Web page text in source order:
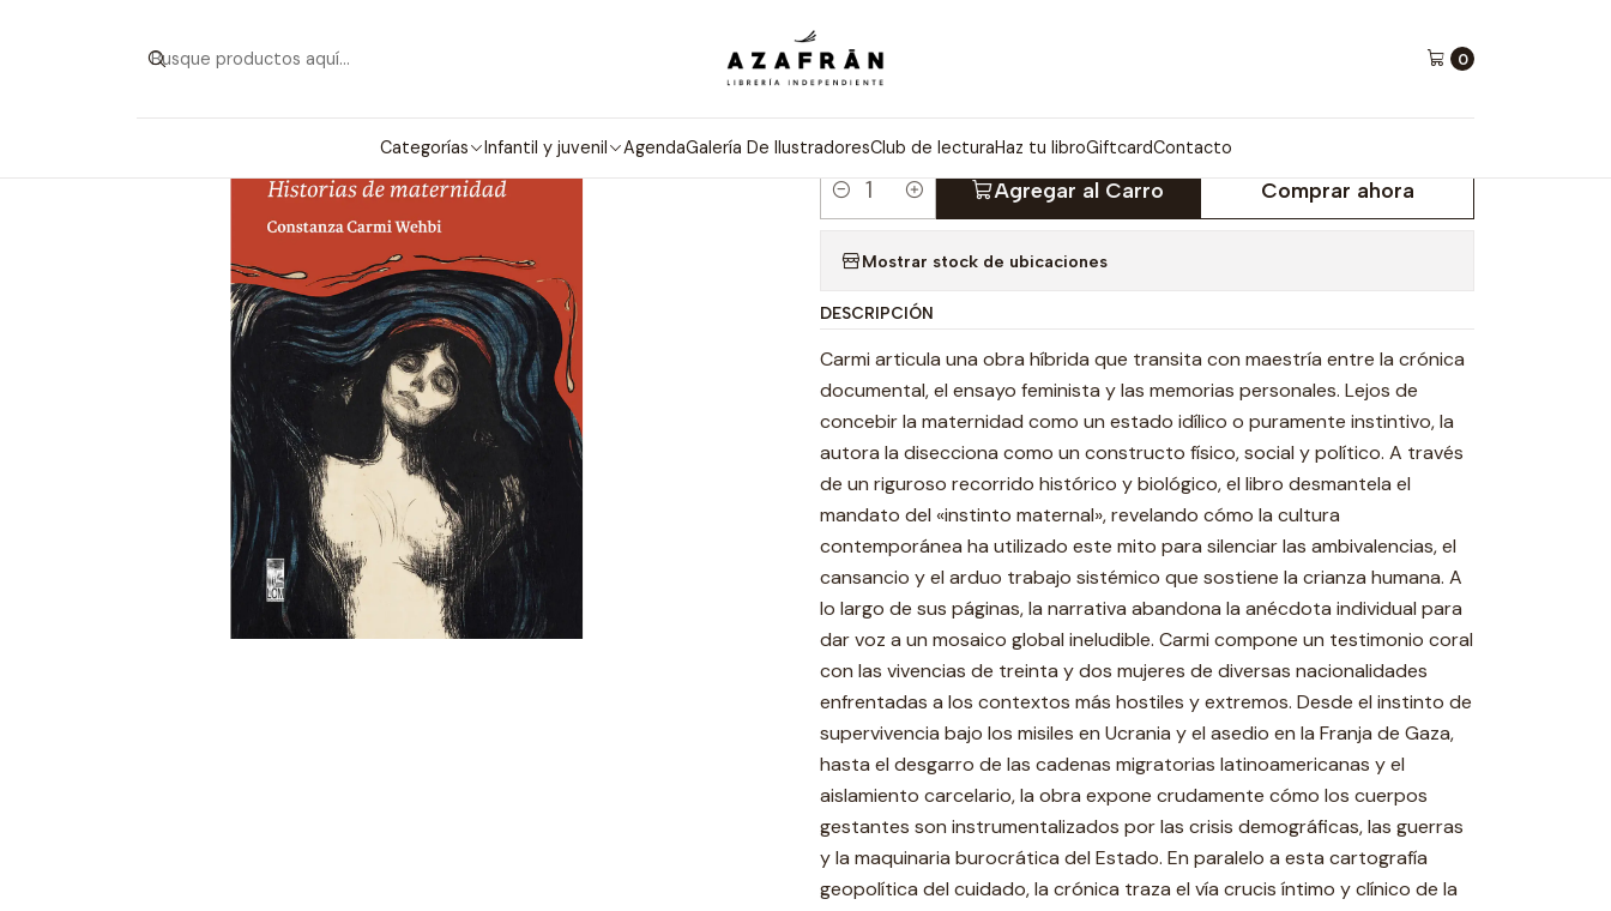
0
Categorías Infantil y juvenil AgendaGalería De IlustradoresClub de lecturaHaz tu libroGiftcardContacto
Literatura Chilena
LA VIDA QUE VENÍA
Cantidad
Agregar al Carro Comprar ahora
Mostrar stock de ubicaciones
DESCRIPCIÓN
Carmi articula una obra híbrida que transita con maestría entre la crónica
documental, el ensayo feminista y las memorias personales. Lejos de
concebir la maternidad como un estado idílico o puramente instintivo, la
autora la disecciona como un constructo físico, social y político. A través
de un riguroso recorrido histórico y biológico, el libro desmantela el
mandato del «instinto maternal», revelando cómo la cultura
contemporánea ha utilizado este mito para silenciar las ambivalencias, el
cansancio y el arduo trabajo sistémico que sostiene la crianza humana. A
lo largo de sus páginas, la narrativa abandona la anécdota individual para
dar voz a un mosaico global ineludible. Carmi compone un testimonio coral
con las vivencias de treinta y dos mujeres de diversas nacionalidades
enfrentadas a los contextos más hostiles y extremos. Desde el instinto de
supervivencia bajo los misiles en Ucrania y el asedio en la Franja de Gaza,
hasta el desgarro de las cadenas migratorias latinoamericanas y el
aislamiento carcelario, la obra expone crudamente cómo los cuerpos
gestantes son instrumentalizados por las crisis demográficas, las guerras
y la maquinaria burocrática del Estado. En paralelo a esta cartografía
geopolítica del cuidado, la crónica traza el vía crucis íntimo y clínico de la